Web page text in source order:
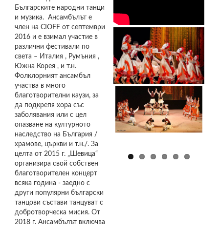
Българските народни танци
и музика. Ансамбълът е
член на CIOFF от септември
2016 и е взимал участие в
различни фестивали по
света – Италия , Румъния ,
Южна Корея , и т.н.
Фолклорният ансамбъл
участва в много
благотворителни каузи, за
да подкрепя хора със
заболявания или с цел
опазване на културното
наследство на България /
храмове, църкви и т.н./. За
целта от 2015 г. „Шевица“
организира свой собствен
благотворителен концерт
всяка година - заедно с
други популярни български
танцови състави танцуват с
добротворческа мисия. От
2018 г. Ансамбълът включва
ФОЛКЛОРЕН
АНСАМБЪЛ
"ШЕВИЦА"
ФОЛКЛОРЕН
АНСАМБЪЛ
"ШЕВИЦА"
ФОЛКЛОРЕН
АНСАМБЪЛ
"ШЕВИЦА"
ФОЛКЛОРЕН
АНСАМБЪЛ
"ШЕВИЦА"
ФОЛКЛОРЕН
АНСАМБЪЛ
"ШЕВИЦА"
ФОЛКЛОРЕН
АНСАМБЪЛ
"ШЕВИЦА"